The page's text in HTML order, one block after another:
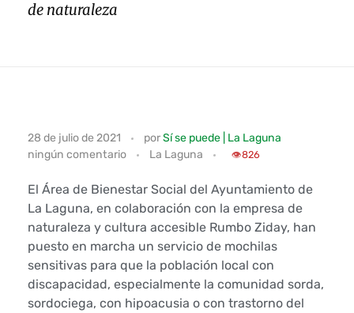
de naturaleza
L
a
L
a
g
u
28 de julio de 2021 porSí se puede | La Laguna
ningún comentario
La Laguna 👁️826
El Área de Bienestar Social del Ayuntamiento de
La Laguna, en colaboración con la empresa de
naturaleza y cultura accesible Rumbo Ziday, han
puesto en marcha un servicio de mochilas
sensitivas para que la población local con
discapacidad, especialmente la comunidad sorda,
sordociega, con hipoacusia o con trastorno del